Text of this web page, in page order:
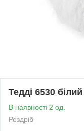
Тедді 6530 білий
В наявності 2 од.
Роздріб